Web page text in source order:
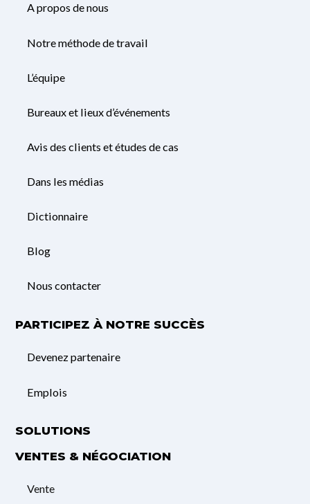
A propos de nous
Notre méthode de travail
L’équipe
Bureaux et lieux d’événements
Avis des clients et études de cas
Dans les médias
Dictionnaire
Blog
Nous contacter
PARTICIPEZ À NOTRE SUCCÈS
Devenez partenaire
Emplois
SOLUTIONS
VENTES & NÉGOCIATION
Vente